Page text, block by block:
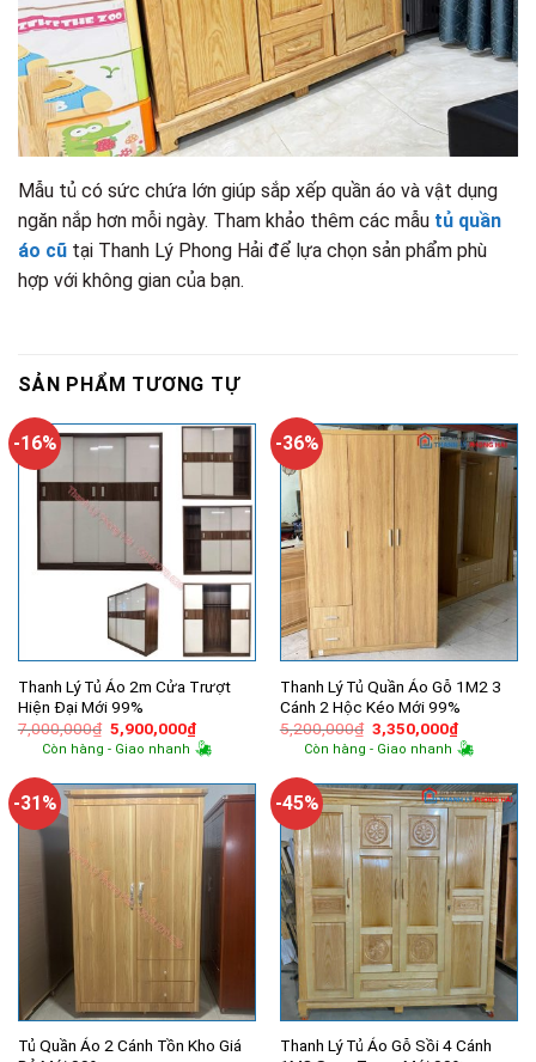
Mẫu tủ có sức chứa lớn giúp sắp xếp quần áo và vật dụng
ngăn nắp hơn mỗi ngày. Tham khảo thêm các mẫu tủ quần
áo cũ tại Thanh Lý Phong Hải để lựa chọn sản phẩm phù
hợp với không gian của bạn.
SẢN PHẨM TƯƠNG TỰ
-16%
Thanh Lý Tủ Áo 2m Cửa Trượt
Hiện Đại Mới 99%
7,000,000₫ Giá
gốc
là:
5,900,000₫Giá
hiện
tại
5,900,000₫.
Còn hàng - Giao nhanh
-36%
Thanh Lý Tủ Quần Áo Gỗ 1M2 3
Cánh 2 Hộc Kéo Mới 99%
5,200,000₫ Giá
gốc
là:
3,350,000₫Giá
hiện
tại
Còn hàng - Giao nhanh
-31%
Tủ Quần Áo 2 Cánh Tồn Kho Giá
-45%
Thanh Lý Tủ Áo Gỗ Sồi 4 Cánh